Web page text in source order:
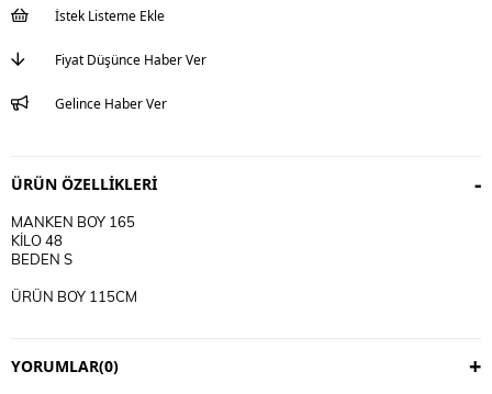
İstek Listeme Ekle
Fiyat Düşünce Haber Ver
Gelince Haber Ver
ÜRÜN ÖZELLIKLERI
MANKEN BOY 165
KİLO 48
BEDEN S
ÜRÜN BOY 115CM
KARGO ALICIYA AİTTİR
YORUMLAR(0)